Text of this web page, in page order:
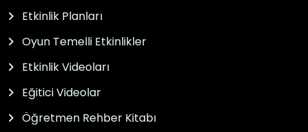
Etkinlik Planları
Oyun Temelli Etkinlikler
Etkinlik Videoları
Eğitici Videolar
Öğretmen Rehber Kitabı